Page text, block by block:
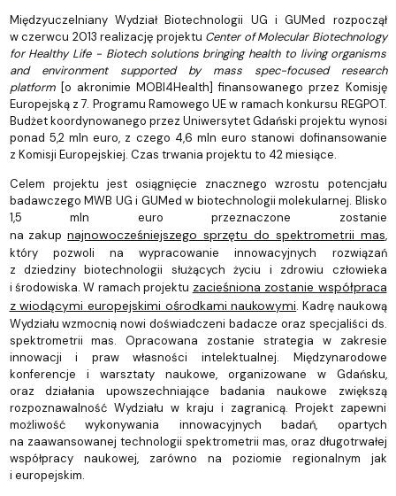
Międzyuczelniany Wydział Biotechnologii UG i GUMed rozpoczął
w czerwcu 2013 realizację projektu Center of Molecular Biotechnology
for Healthy Life - Biotech solutions bringing health to living organisms
and environment supported by mass spec-focused research
platform[o akronimie MOBI4Health] finansowanego przez Komisję
Europejską z 7. Programu Ramowego UE w ramach konkursu REGPOT.
Budżet koordynowanego przez Uniwersytet Gdański projektu wynosi
ponad 5,2 mln euro, z czego 4,6 mln euro stanowi dofinansowanie
z Komisji Europejskiej. Czas trwania projektu to 42 miesiące.
Celem projektu jest osiągnięcie znacznego wzrostu potencjału
badawczego MWB UG i GUMed w biotechnologii molekularnej. Blisko
1,5 mln euro przeznaczone zostanie
na zakupnajnowocześniejszego sprzętu do spektrometrii mas,
który pozwoli na wypracowanie innowacyjnych rozwiązań
z dziedziny biotechnologii służących życiu i zdrowiu człowieka
i środowiska. W ramach projektu zacieśniona zostanie współpraca
z wiodącymi europejskimi ośrodkami naukowymi. Kadrę naukową
Wydziału wzmocnią nowi doświadczeni badacze oraz specjaliści ds.
spektrometrii mas. Opracowana zostanie strategia w zakresie
innowacji i praw własności intelektualnej. Międzynarodowe
konferencje i warsztaty naukowe, organizowane w Gdańsku,
oraz działania upowszechniające badania naukowe zwiększą
rozpoznawalność Wydziału w kraju i zagranicą. Projekt zapewni
możliwość wykonywania innowacyjnych badań, opartych
na zaawansowanej technologii spektrometrii mas, oraz długotrwałej
współpracy naukowej, zarówno na poziomie regionalnym jak
i europejskim.